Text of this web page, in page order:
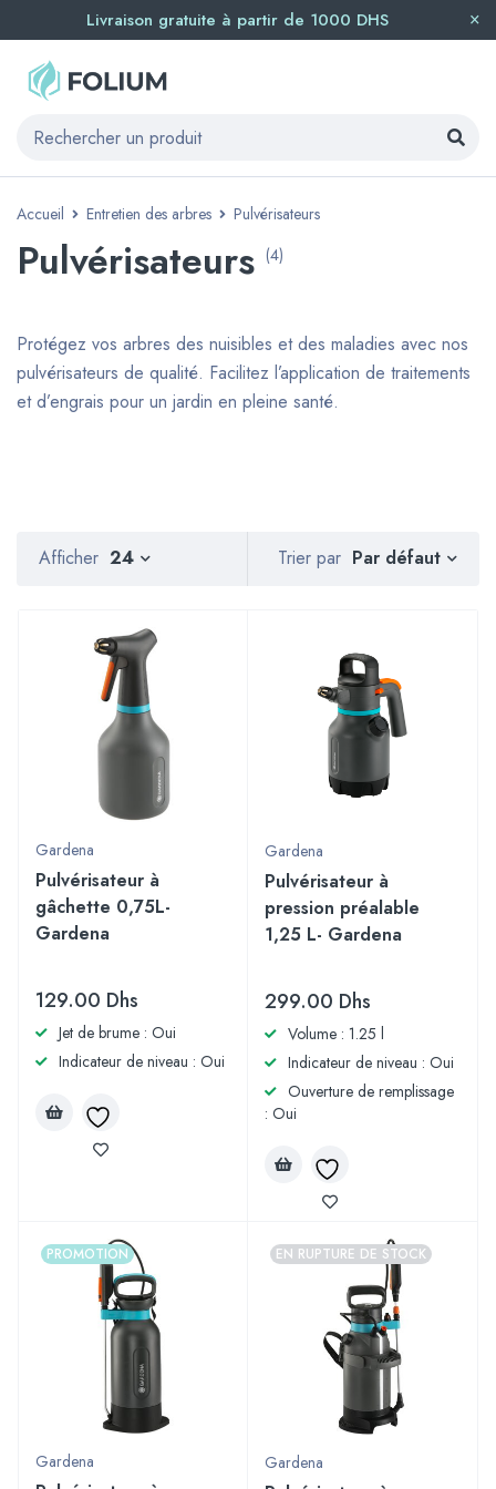
Livraison gratuite à partir de 1000 DHS
Accueil Entretien des arbres Pulvérisateurs
Pulvérisateurs (4)
Protégez vos arbres des nuisibles et des maladies avec nos
pulvérisateurs de qualité. Facilitez l’application de traitements
et d’engrais pour un jardin en pleine santé.
Trier par Par défaut
Afficher 24
Gardena
Pulvérisateur à
gâchette 0,75L-
Gardena
129.00 Dhs
Jet de brume : Oui
Indicateur de niveau : Oui
Gardena
Pulvérisateur à
pression préalable
1,25 L- Gardena
299.00 Dhs
Volume : 1.25 l
Indicateur de niveau : Oui
Ouverture de remplissage
: Oui
PROMOTION
Gardena
EN RUPTURE DE STOCK
Gardena